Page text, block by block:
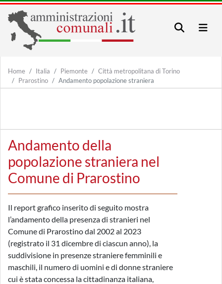
Home Italia Piemonte
Città metropolitana di Torino
Prarostino
Andamento popolazione straniera
Andamento della
popolazione straniera nel
Comune di Prarostino
Il report grafico inserito di seguito mostra
l’andamento della presenza di stranieri nel
Comune di Prarostino dal 2002 al 2023
(registrato il 31 dicembre di ciascun anno), la
suddivisione in presenze straniere femminili e
maschili, il numero di uomini e di donne straniere
cui è stata concessa la cittadinanza italiana,